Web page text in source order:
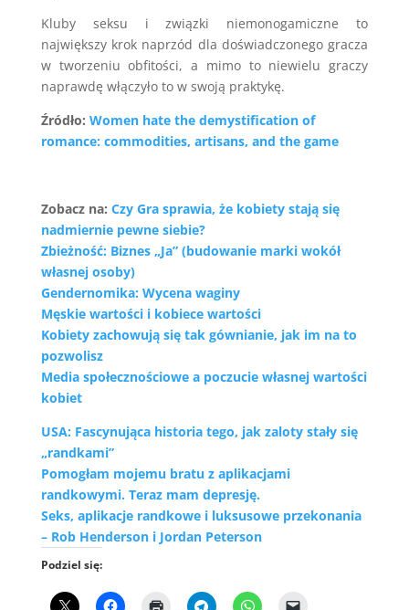
Kluby seksu i związki niemonogamiczne to
największy krok naprzód dla doświadczonego gracza
w tworzeniu obfitości, a mimo to niewielu graczy
naprawdę włączyło to w swoją praktykę.
Źródło: Women hate the demystification of
romance: commodities, artisans, and the game
Zobacz na: Czy Gra sprawia, że kobiety stają się
nadmiernie pewne siebie?
Zbieżność: Biznes „Ja” (budowanie marki wokół
własnej osoby)
Gendernomika: Wycena waginy
Męskie wartości i kobiece wartości
Kobiety zachowują się tak gównianie, jak im na to
pozwolisz
Media społecznościowe a poczucie własnej wartości
kobiet
USA: Fascynująca historia tego, jak zaloty stały się
„randkami”
Pomogłam mojemu bratu z aplikacjami
randkowymi. Teraz mam depresję.
Seks, aplikacje randkowe i luksusowe przekonania
– Rob Henderson i Jordan Peterson
Podziel się: